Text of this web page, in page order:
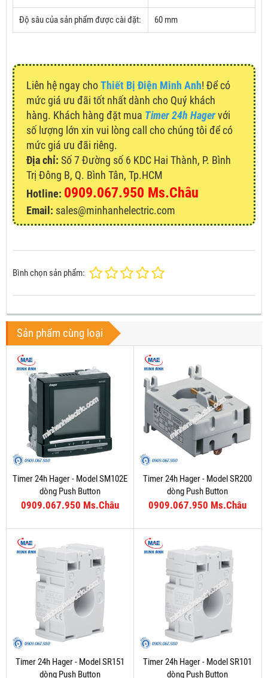
Độ sâu của sản phẩm được cài đặt: 60 mm
Liên hệ ngay choThiết Bị Điện Minh Anh! Để có
mức giá ưu đãi tốt nhất dành cho Quý khách
hàng. Khách hàng đặt mua Timer 24h Hagervới
số lượng lớn xin vui lòng call cho chúng tôi để có
mức giá ưu đãi riêng.
Địa chỉ: Số 7 Đường số 6 KDC Hai Thành, P. Bình
Trị Đông B, Q. Bình Tân, Tp.HCM
Hotline: 0909.067.950 Ms.Châu
Email: sales@minhanhelectric.com
Bình chọn sản phẩm:
Sản phẩm cùng loại
Timer 24h Hager - Model SM102E
dòng Push Button
0909.067.950 Ms.Châu
Timer 24h Hager - Model SR200
dòng Push Button
0909.067.950 Ms.Châu
Timer 24h Hager - Model SR151
dòng Push Button
Timer 24h Hager - Model SR101
dòng Push Button